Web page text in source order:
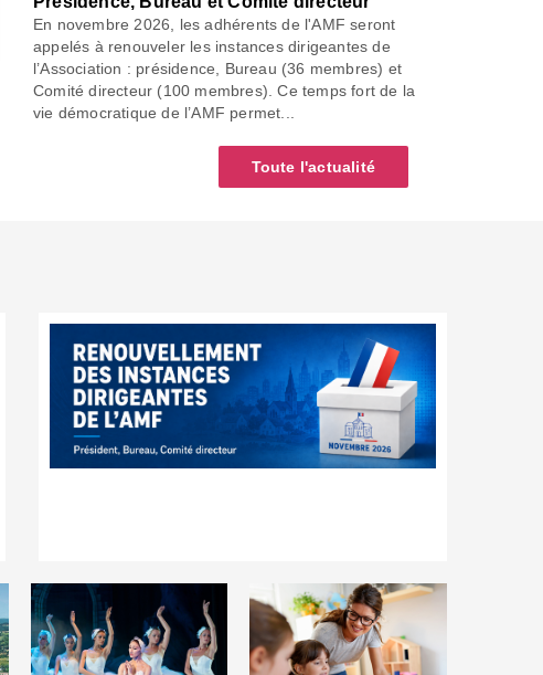
En novembre 2026, les adhérents de l'AMF seront
appelés à renouveler les instances dirigeantes de
l’Association : présidence, Bureau (36 membres) et
Comité directeur (100 membres). Ce temps fort de la
vie démocratique de l’AMF permet...
Toute l'actualité